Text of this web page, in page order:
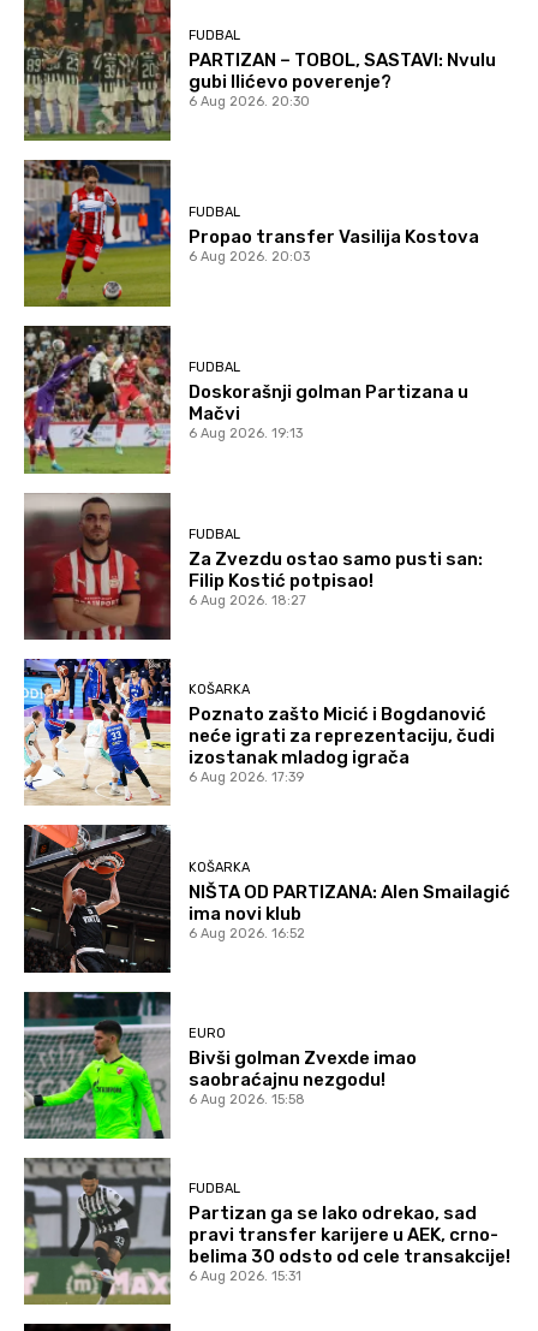
FUDBAL
PARTIZAN – TOBOL, SASTAVI: Nvulu
gubi Ilićevo poverenje?
6 Aug 2026. 20:30
FUDBAL
Propao transfer Vasilija Kostova
6 Aug 2026. 20:03
FUDBAL
Doskorašnji golman Partizana u
Mačvi
6 Aug 2026. 19:13
FUDBAL
Za Zvezdu ostao samo pusti san:
Filip Kostić potpisao!
6 Aug 2026. 18:27
KOŠARKA
Poznato zašto Micić i Bogdanović
neće igrati za reprezentaciju, čudi
izostanak mladog igrača
6 Aug 2026. 17:39
KOŠARKA
NIŠTA OD PARTIZANA: Alen Smailagić
ima novi klub
6 Aug 2026. 16:52
EURO
Bivši golman Zvexde imao
saobraćajnu nezgodu!
6 Aug 2026. 15:58
FUDBAL
Partizan ga se lako odrekao, sad
pravi transfer karijere u AEK, crno-
belima 30 odsto od cele transakcije!
6 Aug 2026. 15:31